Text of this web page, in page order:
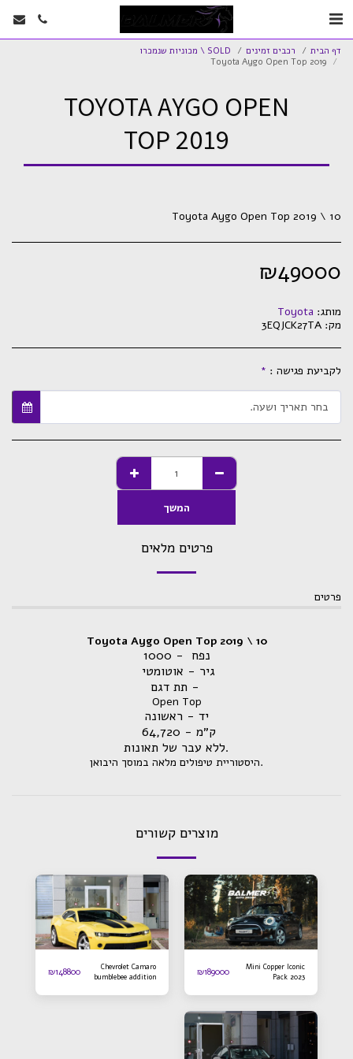
דף הבית רכבים זמינים
SOLD \ מכוניות שנמכרו
Toyota Aygo Open Top 2019
TOYOTA AYGO OPEN
TOP 2019
Toyota Aygo Open Top 2019 \ 10
₪49000
מותג: Toyota
מק: 3EQJCK27TA
לקביעת פגישה : *
בחר תאריך ושעה.
המשך
פרטים מלאים
פרטים
Toyota Aygo Open Top 2019 \ 10
נפח - 1000
גיר - אוטומטי
- תת דגם
Open Top
יד - ראשונה
ק״מ - 64,720
.ללא עבר של תאונות
.היסטוריית טיפולים מלאה במוסך היבואן
מוצרים קשורים
Mini Copper Iconic
Pack 2023
₪189000
Chevrolet Camaro
bumblebee addition
₪148800